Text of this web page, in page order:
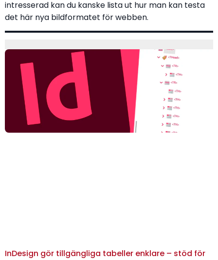
intresserad kan du kanske lista ut hur man kan testa
det här nya bildformatet för webben.
InDesign gör tillgängliga tabeller enklare – stöd för